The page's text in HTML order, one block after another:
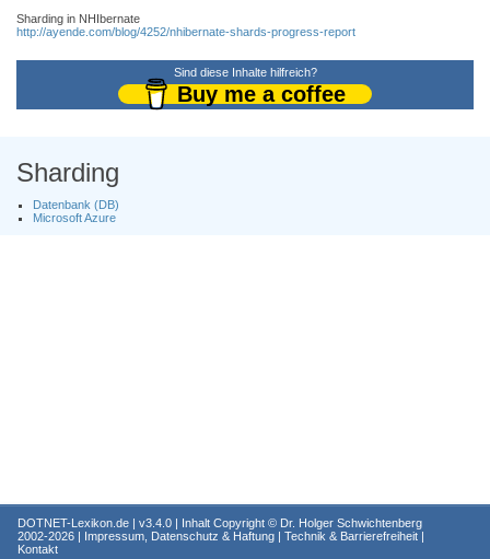
Sharding in NHIbernate
http://ayende.com/blog/4252/nhibernate-shards-progress-report
Sind diese Inhalte hilfreich?
Buy me a coffee
Sharding
Datenbank (DB)
Microsoft Azure
DOTNET-Lexikon.de | v3.4.0 | Inhalt Copyright © Dr. Holger Schwichtenberg
2002-2026 | Impressum, Datenschutz & Haftung | Technik & Barrierefreiheit |
Kontakt